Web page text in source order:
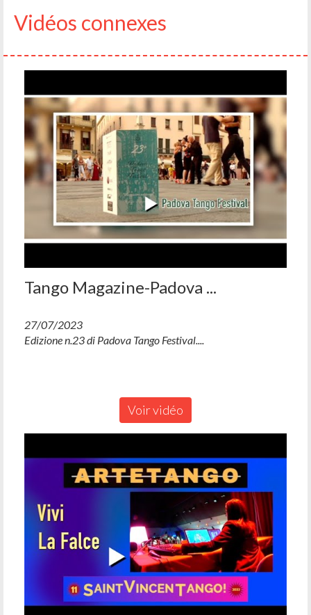
Vidéos connexes
Tango Magazine-Padova ...
27/07/2023
Edizione n.23 di Padova Tango Festival....
Voir vidéo